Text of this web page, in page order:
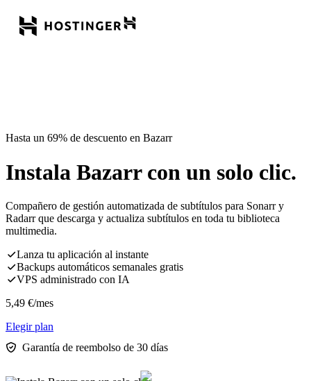
Hasta un 69% de descuento en Bazarr
Instala Bazarr con un solo clic.
Compañero de gestión automatizada de subtítulos para Sonarr y
Radarr que descarga y actualiza subtítulos en toda tu biblioteca
multimedia.
Lanza tu aplicación al instante
Backups automáticos semanales gratis
VPS administrado con IA
5,49 €/mes
Elegir plan
Garantía de reembolso de 30 días